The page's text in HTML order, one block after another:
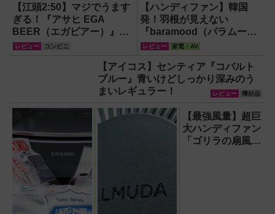
も涼しい顔！
コ×クリームチー
ズの濃厚スイー
ツ！
『ノルディックス
ピリット』とは？
【オーラルたば
こ】
【江頭2:50】マジでうます
ぎる！『アサヒ EGA
BEER（エガビアー）』が
待望の再登場！
レビュー コンビニ
【ハンディファン】韓国
発！羽根が見えない
『baramood（パラムー
ド）』4種使い比べ
レビュー 家電・AV
【アイコス】センティア『コバルト
ブルー』青いけどしっかり深みのう
まいレギュラー！
レビュー 嗜好品
【最強風量】超巨
大ハンディファン
「ゴリラの扇風